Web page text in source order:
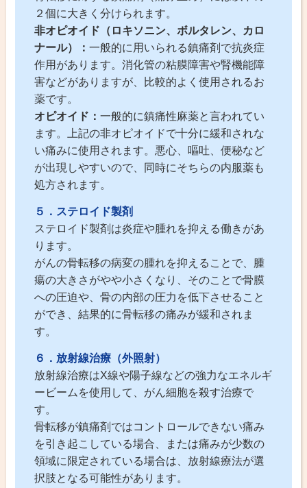
２個に大きく分けられます。
非オピオイド（ロキソニン、ボルタレン、カロ
ナール）： 一般的に用いられる鎮痛剤で抗炎症
作用があります。消化管の粘膜障害や腎機能障
害などがありますが、比較的よく使用されるお
薬です。
オピオイド： 一般的に鎮痛性麻薬と言われてい
ます。上記の非オピオイドで十分に緩和されな
い痛みに使用されます。悪心、嘔吐、便秘など
が出現しやすいので、同時にそちらの内服薬も
処方されます。
５．ステロイド製剤
ステロイド製剤は炎症や腫れを抑える働きがあ
ります。
がんの骨転移の病変の腫れを抑えることで、腫
瘍の大きさがやや小さくなり、そのことで骨膜
への圧迫や、骨の内部の圧力を低下させること
ができ、結果的に骨転移の痛みが緩和されま
す。
６．放射線治療（外照射）
放射線治療はX線や陽子線などの強力なエネルギ
ービームを使用して、がん細胞を殺す治療で
す。
骨転移が鎮痛剤ではコントロールできない痛み
を引き起こしている場合、または痛みが少数の
領域に限定されている場合は、放射線療法が選
択肢となる可能性があります。